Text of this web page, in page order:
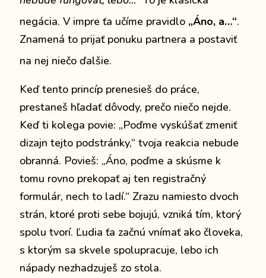
negácia. V impre ťa učíme pravidlo „Áno, a…“.
Znamená to prijať ponuku partnera a postaviť
na nej niečo ďalšie.
Keď tento princíp prenesieš do práce,
prestaneš hľadať dôvody, prečo niečo nejde.
Keď ti kolega povie: „Poďme vyskúšať zmeniť
dizajn tejto podstránky,“ tvoja reakcia nebude
obranná. Povieš: „Áno, poďme a skúsme k
tomu rovno prekopať aj ten registračný
formulár, nech to ladí.“ Zrazu namiesto dvoch
strán, ktoré proti sebe bojujú, vzniká tím, ktorý
spolu tvorí. Ľudia ťa začnú vnímať ako človeka,
s ktorým sa skvele spolupracuje, lebo ich
nápady nezhadzuješ zo stola.